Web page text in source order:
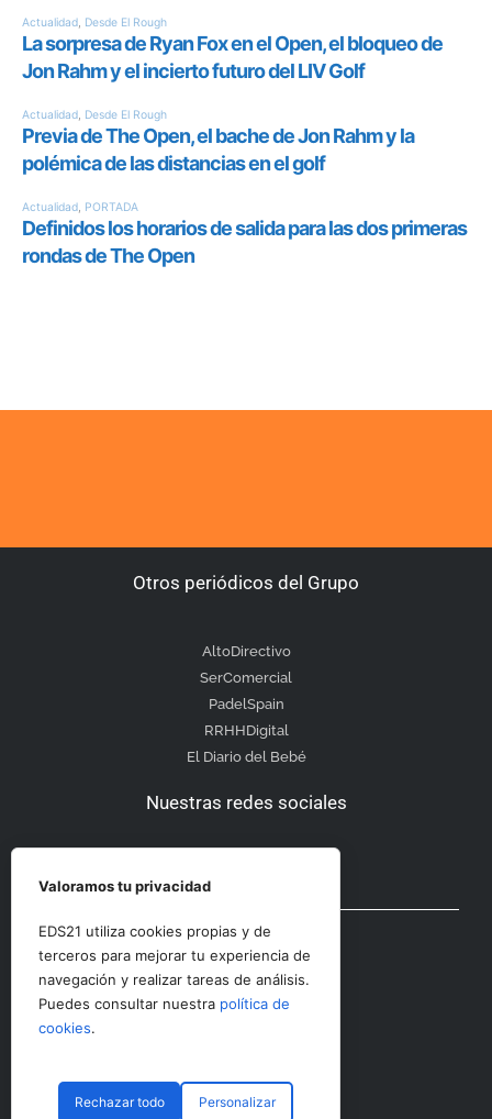
Otros periódicos del Grupo
AltoDirectivo
SerComercial
PadelSpain
RRHHDigital
El Diario del Bebé
Nuestras redes sociales
Otras secciones
Contacto
Valoramos tu privacidad
EDS21 utiliza cookies propias y de
terceros para mejorar tu experiencia de
navegación y realizar tareas de análisis.
Puedes consultar nuestra política de
cookies.
Rechazar todo Personalizar